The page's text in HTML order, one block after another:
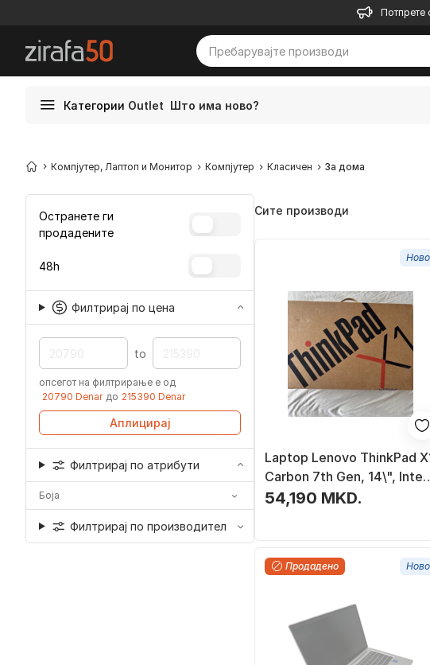
Потпрете
Категории Outlet Што има ново?
Компјутер, Лаптоп и Монитор Компјутер Класичен За дома
Остранете ги
продадените
48h
Филтрирај по цена
to
опсегот на филтрирање е од
20790 Denar до 215390 Denar
Аплицирај
Филтрирај по атрибути
Боја
Филтрирај по производител
Сите производи
Ново
Laptop Lenovo ThinkPad
Carbon 7th Gen, 14\", Intel
Core i7, црн
54,190 MKD.
Продадено Ново